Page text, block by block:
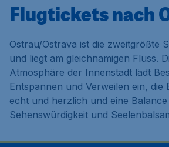
Flugtickets nach
Ostrau/Ostrava ist die zweitgrößte
und liegt am gleichnamigen Fluss.
Atmosphäre der Innenstadt lädt
Entspannen und Verweilen ein, die
echt und herzlich und eine
Sehenswürdigkeit und